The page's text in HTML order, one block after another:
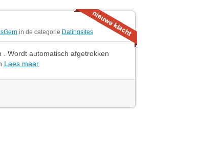
in de categorie Datingsites
Wordt automatisch afgetrokken
Lees meer